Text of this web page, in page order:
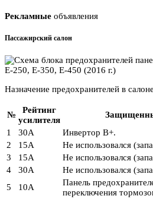
Рекламные объявления
Пассажирский салон
Назначение предохранителей в
№
Рейтинг
усилителя
1
30А
Инвертор В+.
2
15А
Не использовался
3
15А
Не использовался
4
30А
Не использовался
5
10А
Панель
переключения